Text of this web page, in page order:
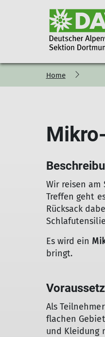
Mitglied
Home
Wir reisen am
Treffen geht
Rücksack
Es wird ein
bringt.
Als
flachen
und Kleidung